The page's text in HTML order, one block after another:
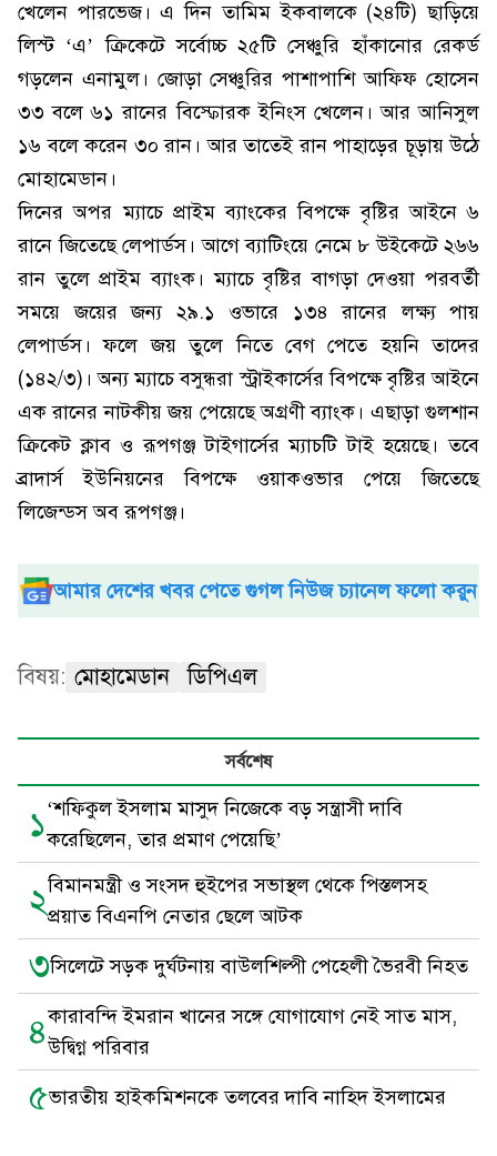
খেলেন পারভেজ। এ দিন তামিম ইকবালকে (২৪টি) ছাড়িয়ে
লিস্ট ‘এ’ ক্রিকেটে সর্বোচ্চ ২৫টি সেঞ্চুরি হাঁকানোর রেকর্ড
গড়লেন এনামুল। জোড়া সেঞ্চুরির পাশাপাশি আফিফ হোসেন
৩৩ বলে ৬১ রানের বিস্ফোরক ইনিংস খেলেন। আর আনিসুল
১৬ বলে করেন ৩০ রান। আর তাতেই রান পাহাড়ের চূড়ায় উঠে
মোহামেডান।
দিনের অপর ম্যাচে প্রাইম ব্যাংকের বিপক্ষে বৃষ্টির আইনে ৬
রানে জিতেছে লেপার্ডস। আগে ব্যাটিংয়ে নেমে ৮ উইকেটে ২৬৬
রান তুলে প্রাইম ব্যাংক। ম্যাচে বৃষ্টির বাগড়া দেওয়া পরবর্তী
সময়ে জয়ের জন্য ২৯.১ ওভারে ১৩৪ রানের লক্ষ্য পায়
লেপার্ডস। ফলে জয় তুলে নিতে বেগ পেতে হয়নি তাদের
(১৪২/৩)। অন্য ম্যাচে বসুন্ধরা স্ট্রাইকার্সের বিপক্ষে বৃষ্টির আইনে
এক রানের নাটকীয় জয় পেয়েছে অগ্রণী ব্যাংক। এছাড়া গুলশান
ক্রিকেট ক্লাব ও রূপগঞ্জ টাইগার্সের ম্যাচটি টাই হয়েছে। তবে
ব্রাদার্স ইউনিয়নের বিপক্ষে ওয়াকওভার পেয়ে জিতেছে
লিজেন্ডস অব রূপগঞ্জ।
আমার দেশের খবর পেতে গুগল নিউজ চ্যানেল ফলো করুন
বিষয়: মোহামেডান ডিপিএল
সর্বশেষ
১‘শফিকুল ইসলাম মাসুদ নিজেকে বড় সন্ত্রাসী দাবি
করেছিলেন, তার প্রমাণ পেয়েছি’
২বিমানমন্ত্রী ও সংসদ হুইপের সভাস্থল থেকে পিস্তলসহ
প্রয়াত বিএনপি নেতার ছেলে আটক
৩সিলেটে সড়ক দুর্ঘটনায় বাউলশিল্পী পেহেলী ভৈরবী নিহত
৪কারাবন্দি ইমরান খানের সঙ্গে যোগাযোগ নেই সাত মাস,
উদ্বিগ্ন পরিবার
৫ভারতীয় হাইকমিশনকে তলবের দাবি নাহিদ ইসলামের